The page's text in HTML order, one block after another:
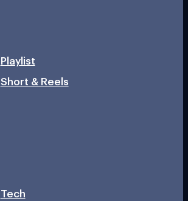
Playlist
Short & Reels
Tech